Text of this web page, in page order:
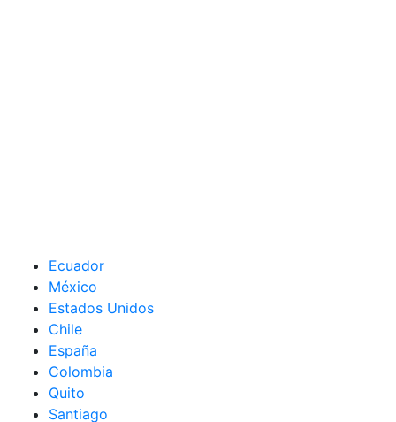
Ecuador
México
Estados Unidos
Chile
España
Colombia
Quito
Santiago